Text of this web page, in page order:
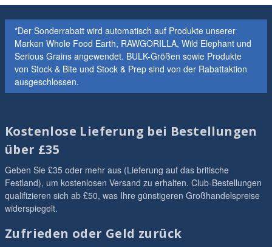
*Der Sonderrabatt wird automatisch auf Produkte unserer
Marken Whole Food Earth, RAWGORILLA, Wild Elephant und
Serious Grains angewendet. BULK-Größen sowie Produkte
von Stock & Bite und Stock & Prep sind von der Rabattaktion
ausgeschlossen.
Kostenlose Lieferung bei Bestellungen
über £35
Geben Sie £35 oder mehr aus (Lieferung auf das britische
Festland), um kostenlosen Versand zu erhalten. Club-Bestellungen
qualifizieren sich ab £50, was Ihre günstigeren Großhandelspreise
widerspiegelt.
Zufrieden oder Geld zurück